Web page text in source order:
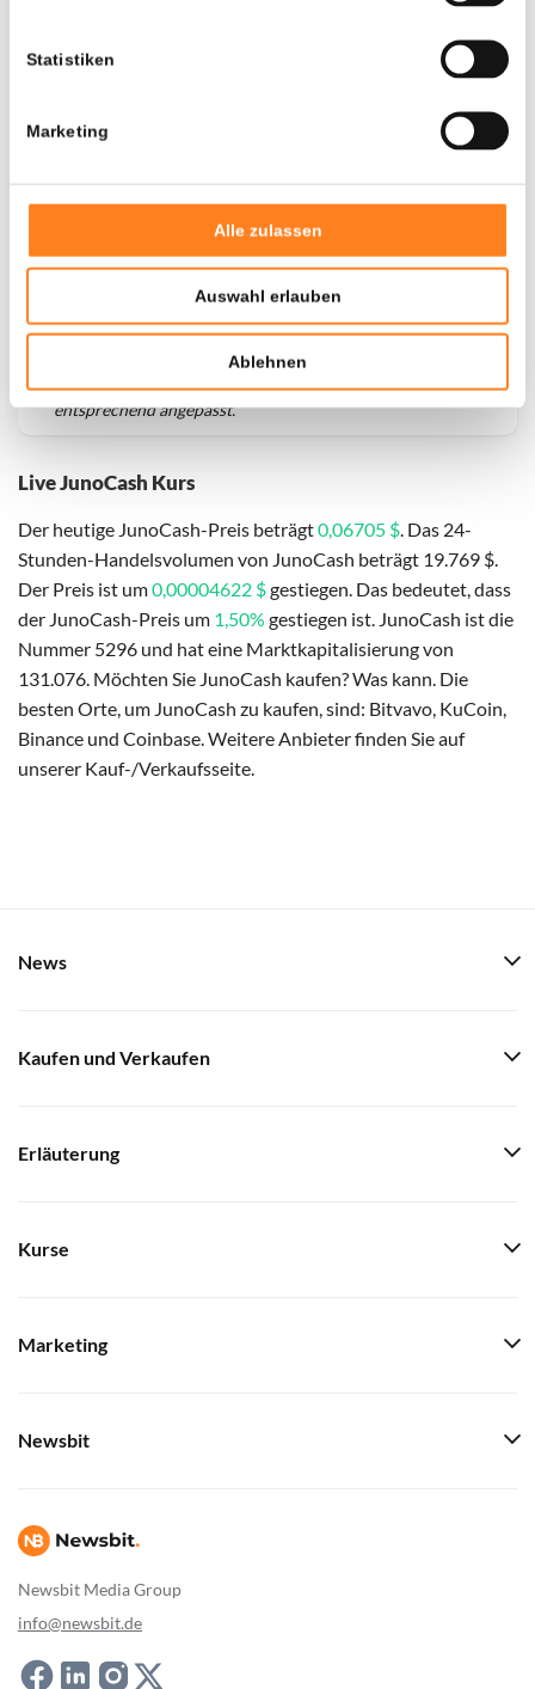
Statistiken
Marketing
Alle zulassen
Auswahl erlauben
Ablehnen
Live JunoCash Kurs
Der heutige JunoCash-Preis beträgt0,06705 $. Das 24-
Stunden-Handelsvolumen von JunoCash beträgt 19.769 $.
Der Preis ist um0,00004622 $gestiegen. Das bedeutet, dass
der JunoCash-Preis um 1,50% gestiegen ist. JunoCash ist die
Nummer 5296 und hat eine Marktkapitalisierung von
131.076. Möchten Sie JunoCash kaufen? Was kann. Die
besten Orte, um JunoCash zu kaufen, sind: Bitvavo, KuCoin,
Binance und Coinbase. Weitere Anbieter finden Sie auf
unserer Kauf-/Verkaufsseite.
- 0,00%
haben wir historische Daten seit
2026, das hypothetische erste Investitionsdatum wurde
entsprechend angepasst.
Newsbit Media Group
info@newsbit.de
News
Kaufen und Verkaufen
Erläuterung
Kurse
Marketing
Newsbit